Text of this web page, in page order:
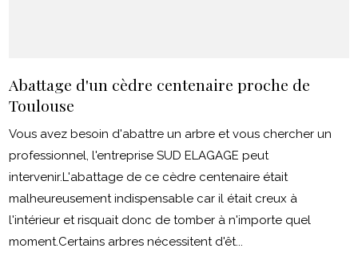
Abattage d'un cèdre centenaire proche de
Toulouse
Vous avez besoin d'abattre un arbre et vous chercher un
professionnel, l'entreprise SUD ELAGAGE peut
intervenir.L'abattage de ce cèdre centenaire était
malheureusement indispensable car il était creux à
l'intérieur et risquait donc de tomber à n'importe quel
moment.Certains arbres nécessitent d'êt...